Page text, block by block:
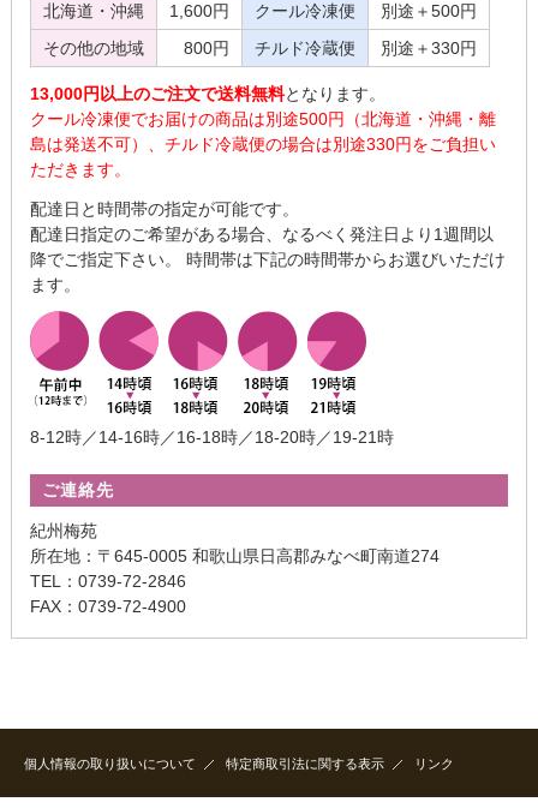
北海道・沖縄 1,600円 クール冷凍便
別途＋500円
その他の地域
800円 チルド冷蔵便 別途＋330円
13,000円以上のご注文で送料無料となります。
クール冷凍便でお届けの商品は別途500円（北海道・沖縄・離
島は発送不可）、チルド冷蔵便の場合は別途330円をご負担い
ただきます。
配達日と時間帯の指定が可能です。
配達日指定のご希望がある場合、なるべく発注日より1週間以
降でご指定下さい。 時間帯は下記の時間帯からお選びいただけ
ます。
8-12時／14-16時／16-18時／18-20時／19-21時
ご連絡先
紀州梅苑
所在地：〒645-0005 和歌山県日高郡みなべ町南道274
TEL：0739-72-2846
FAX：0739-72-4900
個人情報の取り扱いについて 特定商取引法に関する表示 リンク